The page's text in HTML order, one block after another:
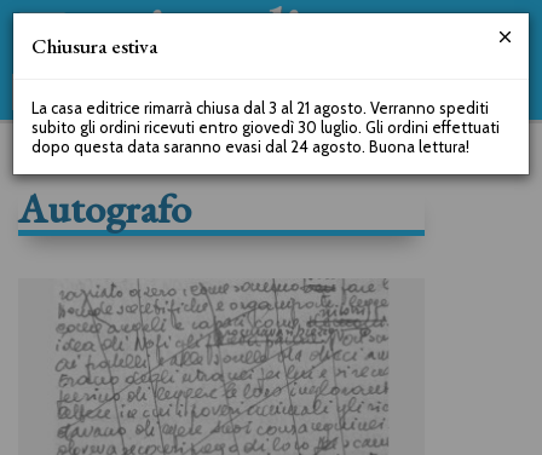
Autografo
Chiusura estiva
La casa editrice rimarrà chiusa dal 3 al 21 agosto. Verranno spediti
subito gli ordini ricevuti entro giovedì 30 luglio. Gli ordini effettuati
dopo questa data saranno evasi dal 24 agosto. Buona lettura!